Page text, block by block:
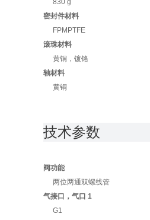
830 g
密封件材料
FPMPTFE
滚珠材料
黄铜，镀铬
轴材料
黄铜
技术参数
阀功能
两位两通双螺线管
气接口，气口 1
G1